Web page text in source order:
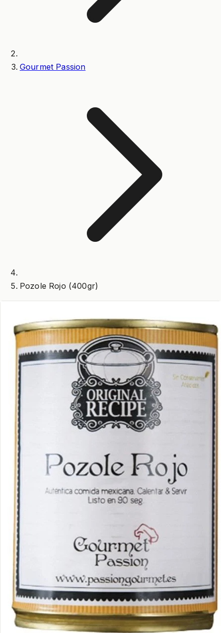
Gourmet Passion
Pozole Rojo (400gr)